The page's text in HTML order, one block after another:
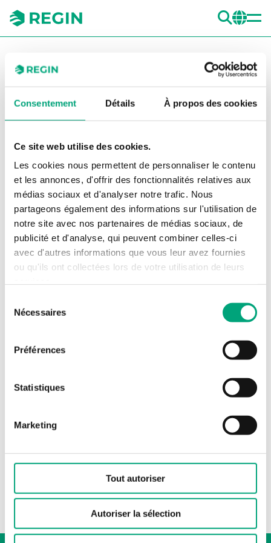
Consentement Détails À propos des cookies
Ce site web utilise des cookies.
Les cookies nous permettent de personnaliser le contenu
et les annonces, d'offrir des fonctionnalités relatives aux
médias sociaux et d'analyser notre trafic. Nous
partageons également des informations sur l'utilisation de
notre site avec nos partenaires de médias sociaux, de
publicité et d'analyse, qui peuvent combiner celles-ci
avec d'autres informations que vous leur avez fournies
ou qu'ils ont collectées lors de votre utilisation de leurs
Nécessaires
Préférences
Statistiques
Marketing
Tout autoriser
Autoriser la sélection
Regin:GO - iOS version
REGIN
Regin:GO - iOS version
Regin:GO
Regin:GO - Application iOS pour la configuration de
Regio RCX/RUX/RTX, SCS-S2 et PDTN. Télécharger
depuisRegin:GO iOS
Autres documents
Version history - Regin:GO